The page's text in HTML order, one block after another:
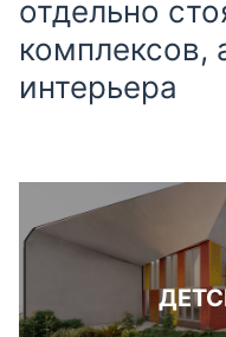
отдельно
комплексов,
интерьера